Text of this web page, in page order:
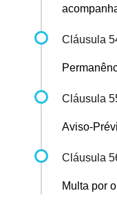
Cláusula
Cláusula
Aviso-
Cláusula
Multa por